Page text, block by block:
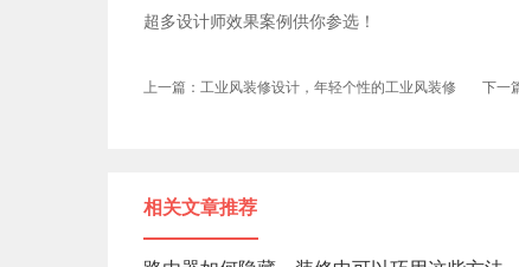
超多设计师效果案例供你参选！
上一篇：工业风装修设计，年轻个性的工业风装修 下一
相关文章推荐